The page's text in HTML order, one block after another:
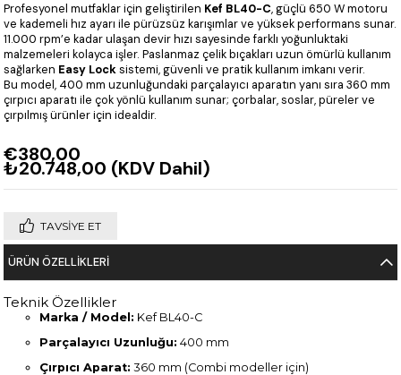
Profesyonel mutfaklar için geliştirilen Kef BL40-C, güçlü 650 W motoru
ve kademeli hız ayarı ile pürüzsüz karışımlar ve yüksek performans sunar.
11.000 rpm’e kadar ulaşan devir hızı sayesinde farklı yoğunluktaki
malzemeleri kolayca işler. Paslanmaz çelik bıçakları uzun ömürlü kullanım
sağlarken Easy Locksistemi, güvenli ve pratik kullanım imkanı verir.
Bu model, 400 mm uzunluğundaki parçalayıcı aparatın yanı sıra 360 mm
çırpıcı aparatı ile çok yönlü kullanım sunar; çorbalar, soslar, püreler ve
çırpılmış ürünler için idealdir.
€380,00
₺20.748,00 (KDV Dahil)
TAVSIYE ET
ÜRÜN ÖZELLIKLERI
Teknik Özellikler
Marka / Model: Kef BL40-C
Parçalayıcı Uzunluğu: 400 mm
Çırpıcı Aparat: 360 mm (Combi modeller için)